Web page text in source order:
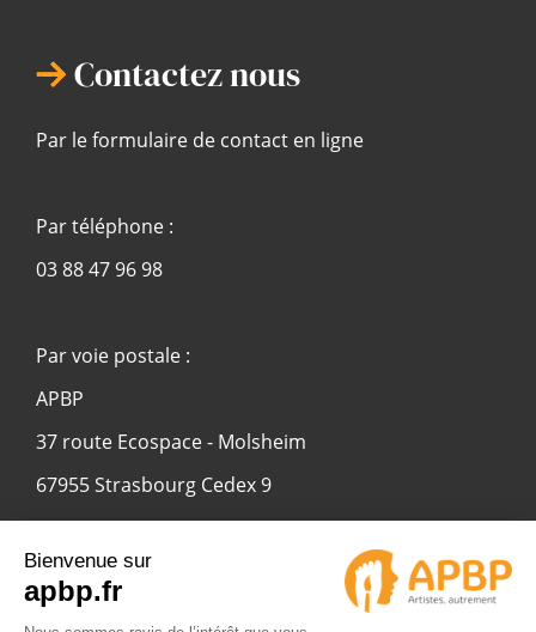
Contactez nous
Par le formulaire de contact en ligne
Par téléphone :
03 88 47 96 98
Par voie postale :
APBP
37 route Ecospace - Molsheim
67955 Strasbourg Cedex 9